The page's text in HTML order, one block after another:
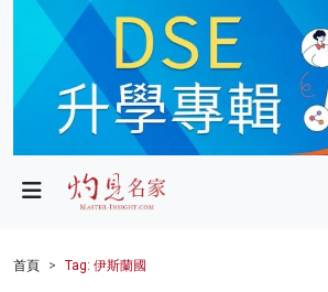
政局
財經
首頁 Tag: 伊斯蘭國